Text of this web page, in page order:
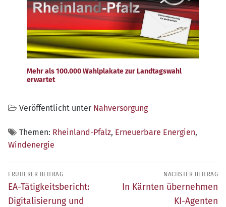
Mehr als 100.000 Wahlplakate zur Landtagswahl
erwartet
Veröffentlicht unter Nahversorgung
Themen: Rheinland-Pfalz, Erneuerbare Energien,
Windenergie
Beitragsnavigation
FRÜHERER BEITRAG
Früherer
Beitrag:
EA-Tätigkeitsbericht:
Digitalisierung und
NÄCHSTER BEITRAG
Nächster
In Kärnten übernehmen
KI-Agenten